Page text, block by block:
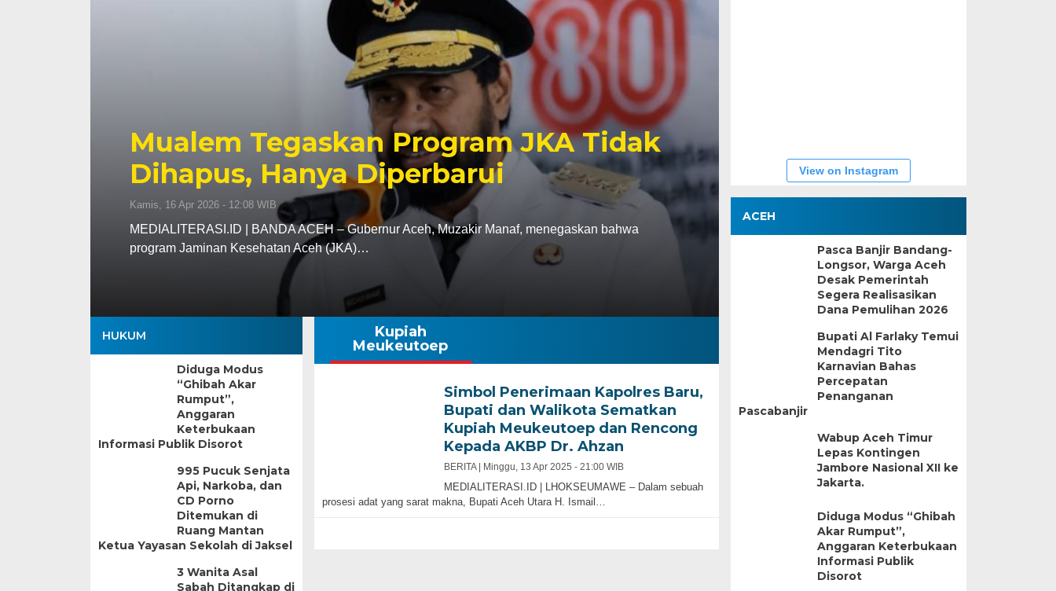
Mualem Tegaskan Program JKA Tidak
Dihapus, Hanya Diperbarui
Kamis, 16 Apr 2026 - 12:08 WIB
MEDIALITERASI.ID | BANDA ACEH – Gubernur Aceh, Muzakir Manaf, menegaskan bahwa
program Jaminan Kesehatan Aceh (JKA)…
HUKUM
Diduga Modus
“Ghibah Akar
Rumput”,
Anggaran
Keterbukaan
Informasi Publik Disorot
995 Pucuk Senjata
Api, Narkoba, dan
CD Porno
Ditemukan di
Ruang Mantan
Ketua Yayasan Sekolah di Jaksel
3 Wanita Asal
Sabah Ditangkap di
Kupiah
Meukeutoep
Simbol Penerimaan Kapolres Baru,
Bupati dan Walikota Sematkan
Kupiah Meukeutoep dan Rencong
Kepada AKBP Dr. Ahzan
BERITA | Minggu, 13 Apr 2025 - 21:00 WIB
MEDIALITERASI.ID | LHOKSEUMAWE – Dalam sebuah
prosesi adat yang sarat makna, Bupati Aceh Utara H. Ismail…
View on Instagram
ACEH
Pasca Banjir Bandang-
Longsor, Warga Aceh
Desak Pemerintah
Segera Realisasikan
Dana Pemulihan 2026
Bupati Al Farlaky Temui
Mendagri Tito
Karnavian Bahas
Percepatan
Penanganan
Pascabanjir
Wabup Aceh Timur
Lepas Kontingen
Jambore Nasional XII ke
Jakarta.
Diduga Modus “Ghibah
Akar Rumput”,
Anggaran Keterbukaan
Informasi Publik
Disorot